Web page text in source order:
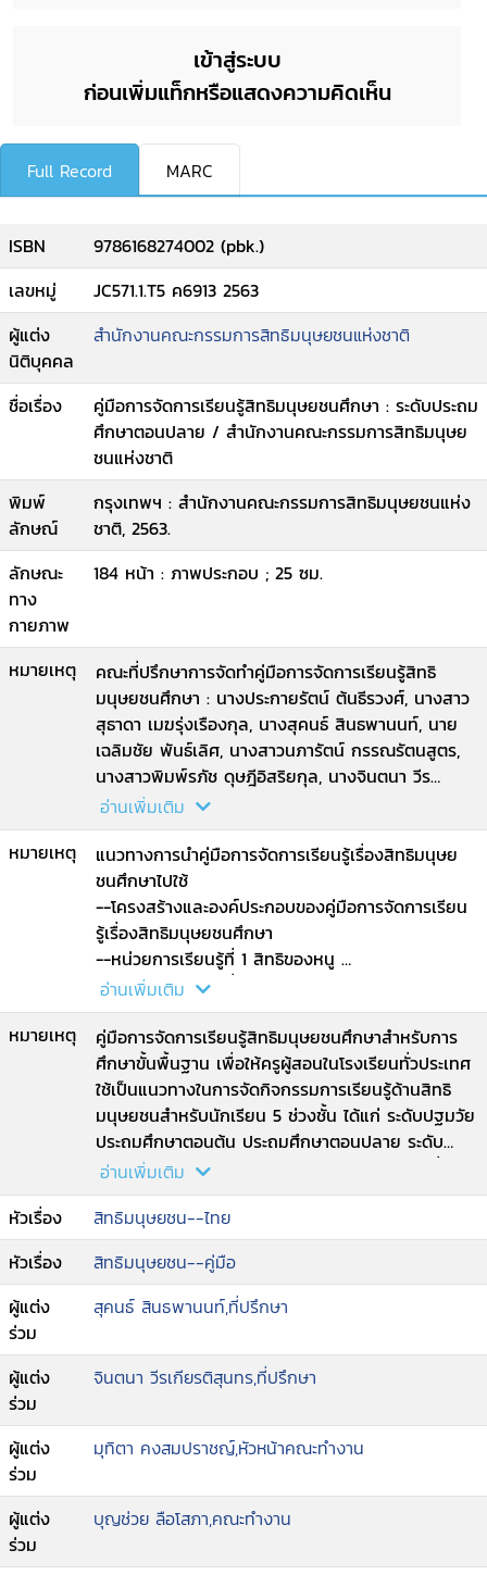
เข้าสู่ระบบ
ก่อนเพิ่มแท็กหรือแสดงความคิดเห็น
Full Record MARC
ISBN
9786168274002 (pbk.)
เลขหมู่
JC571.1.T5 ค6913 2563
ผู้แต่ง
นิติบุคคล
สำนักงานคณะกรรมการสิทธิมนุษยชนแห่งชาติ
ชื่อเรื่อง
คู่มือการจัดการเรียนรู้สิทธิมนุษยชนศึกษา : ระดับประถม
ศึกษาตอนปลาย / สำนักงานคณะกรรมการสิทธิมนุษย
ชนแห่งชาติ
พิมพ์
ลักษณ์
กรุงเทพฯ : สำนักงานคณะกรรมการสิทธิมนุษยชนแห่ง
ชาติ, 2563.
ลักษณะ
ทาง
กายภาพ
184 หน้า : ภาพประกอบ ; 25 ซม.
หมายเหตุ
คณะที่ปรึกษาการจัดทำคู่มือการจัดการเรียนรู้สิทธิ
มนุษยชนศึกษา : นางประกายรัตน์ ต้นธีรวงศ์, นางสาว
สุธาดา เมฆรุ่งเรืองกุล, นางสุคนธ์ สินธพานนท์, นาย
เฉลิมชัย พันธ์เลิศ, นางสาวนภารัตน์ กรรณรัตนสูตร,
นางสาวพิมพ์รภัช ดุษฎีอิสริยกุล, นางจินตนา วีร
เกียรติสุนทร, นางวัธนีย์วรรณ อุราสุข, นางสาว
พรสวรรค์ ผลิตาภรณ์.
อ่านเพิ่มเติม
หมายเหตุ
แนวทางการนำคู่มือการจัดการเรียนรู้เรื่องสิทธิมนุษย
ชนศึกษาไปใช้
--โครงสร้างและองค์ประกอบของคู่มือการจัดการเรียน
รู้เรื่องสิทธิมนุษยชนศึกษา
--หน่วยการเรียนรู้ที่ 1 สิทธิของหนู
--หน่วยการเรียนรู้ที่ 2 การปกป้องคุ้มครองสิทธิเด็ก
--หน่วยการเรียนรู้ที่ 3 สิทธิเด็กในการเข้าถึงข้อมูล
ข่าวสาร.
อ่านเพิ่มเติม
หมายเหตุ
คู่มือการจัดการเรียนรู้สิทธิมนุษยชนศึกษาสำหรับการ
ศึกษาขั้นพื้นฐาน เพื่อให้ครูผู้สอนในโรงเรียนทั่วประเทศ
ใช้เป็นแนวทางในการจัดกิจกรรมการเรียนรู้ด้านสิทธิ
มนุษยชนสำหรับนักเรียน 5 ช่วงชั้น ได้แก่ ระดับปฐมวัย
ประถมศึกษาตอนต้น ประถมศึกษาตอนปลาย ระดับ
มัธยมศึกษาตอนต้น และมัธยมศึกษาตอนปลาย เพื่อ
ช่วยวางรากฐานสำคัญให้เด็กรู้จักสิทธิ เข้าใจสิทธิ และ
ไม่ละเมิดสิทธิมนุษยชน.
อ่านเพิ่มเติม
หัวเรื่อง
สิทธิมนุษยชน--ไทย
หัวเรื่อง
สิทธิมนุษยชน--คู่มือ
ผู้แต่ง
ร่วม
สุคนธ์ สินธพานนท์,ที่ปรึกษา
ผู้แต่ง
ร่วม
จินตนา วีรเกียรติสุนทร,ที่ปรึกษา
ผู้แต่ง
ร่วม
มุทิตา คงสมปราชญ์,หัวหน้าคณะทำงาน
ผู้แต่ง
ร่วม
บุญช่วย ลือโสภา,คณะทำงาน